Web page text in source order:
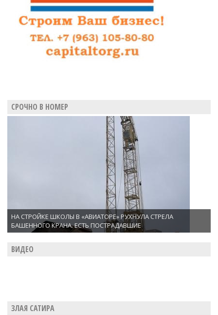
СРОЧНО В НОМЕР
НА СТРОЙКЕ ШКОЛЫ В «АВИАТОРЕ» РУХНУЛА СТРЕЛА
БАШЕННОГО КРАНА. ЕСТЬ ПОСТРАДАВШИЕ
ВИДЕО
ЗЛАЯ САТИРА